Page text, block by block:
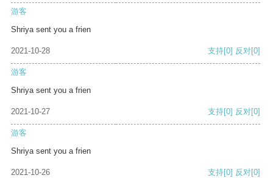
游客
Shriya sent you a frien
2021-10-28 支持[0] 反对[0]
游客
Shriya sent you a frien
2021-10-27 支持[0] 反对[0]
游客
Shriya sent you a frien
2021-10-26 支持[0] 反对[0]